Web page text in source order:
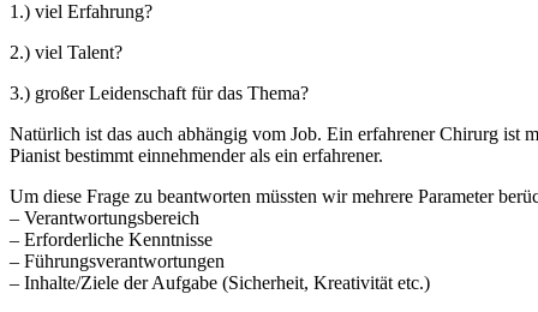
1.) viel Erfahrung?
2.) viel Talent?
3.) großer Leidenschaft für das Thema?
Natürlich ist das auch abhängig vom Job. Ein erfahrener Chirurg ist
Pianist bestimmt einnehmender als ein erfahrener.
Um diese Frage zu beantworten müssten wir mehrere Parameter
– Verantwortungsbereich
– Erforderliche Kenntnisse
– Führungsverantwortungen
– Inhalte/Ziele der Aufgabe (Sicherheit, Kreativität etc.)